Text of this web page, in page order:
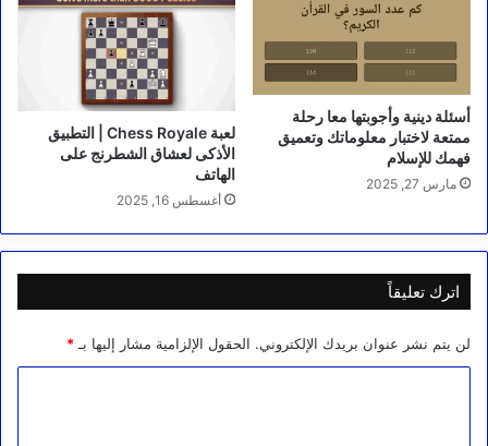
أسئلة دينية وأجوبتها معا رحلة
ممتعة لاختبار معلوماتك وتعميق
فهمك للإسلام
مارس 27, 2025
لعبة Chess Royale | التطبيق
الأذكى لعشاق الشطرنج على
الهاتف
أغسطس 16, 2025
اترك تعليقاً
لن يتم نشر عنوان بريدك الإلكتروني. الحقول الإلزامية مشار إليها بـ*